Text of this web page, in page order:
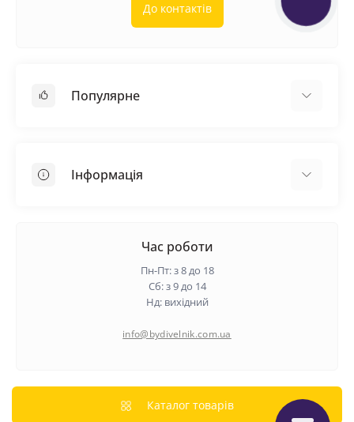
До контактів
Популярне
Самовирівнююча суміш
Інформація
Гарантія та повернення
Політика конфіденційності
Час роботи
Пн-Пт: з 8 до 18
Сб: з 9 до 14
Нд: вихідний
info@bydivelnik.com.ua
Каталог товарів